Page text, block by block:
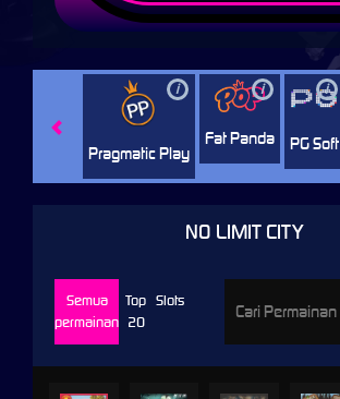
i
Pragmatic Play
i
Fat Panda
i
PG Soft
NO LIMIT CITY
Semua
permainan
Top
20
Slots